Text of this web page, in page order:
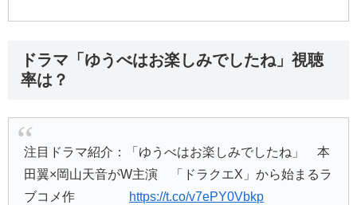
ドラマ「ゆうべはお楽しみでしたね」視聴
率は？
注目ドラマ紹介：「ゆうべはお楽しみでしたね」 本
田翼×岡山天音がW主演 「ドラクエX」から始まるラ
ブコメ作
https://t.co/v7ePY0Vbkp